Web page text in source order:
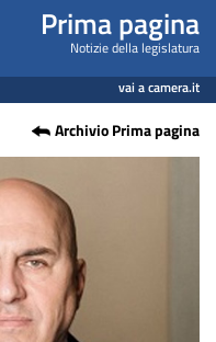
Prima pagina
Notizie della legislatura
vai a camera.it
Archivio Prima pagina